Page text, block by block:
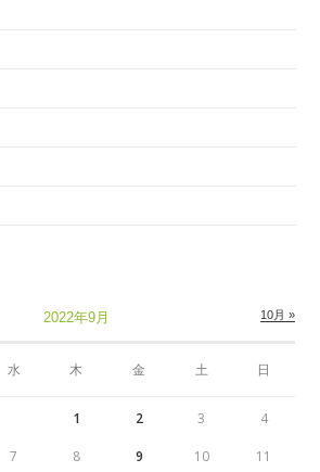
2022年9月
水 木 金 土 日
10月 »
1 2 3 4
7 8 9 10 11